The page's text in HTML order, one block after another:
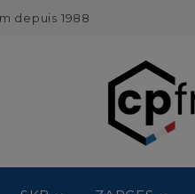
depuis 1988